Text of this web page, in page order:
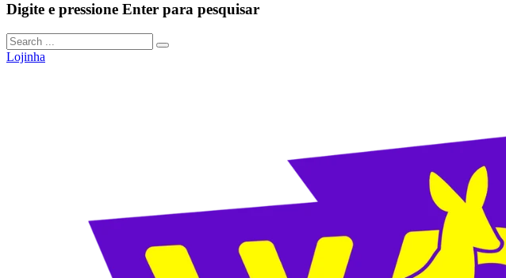
Digite e pressione Enter para pesquisar
Lojinha